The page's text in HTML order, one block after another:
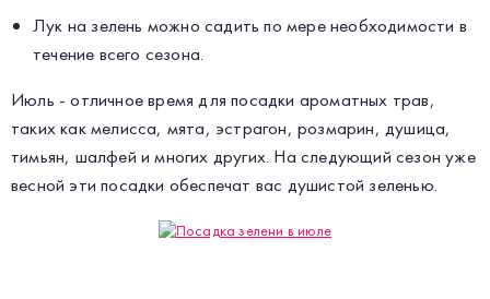
Лук на зелень можно садить по мере необходимости в
течение всего сезона.
Июль - отличное время для посадки ароматных трав,
таких как мелисса, мята, эстрагон, розмарин, душица,
тимьян, шалфей и многих других. На следующий сезон уже
весной эти посадки обеспечат вас душистой зеленью.